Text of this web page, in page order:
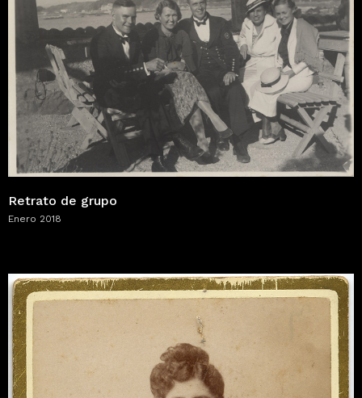
Retrato de grupo
Enero 2018